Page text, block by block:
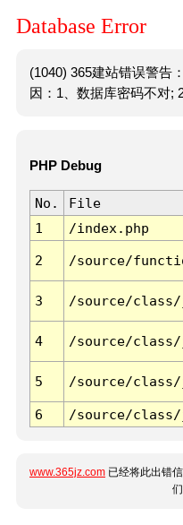
Database Error
(1040) 365建站错误警告
因：1、数据库密码不对;
PHP Debug
No. File
1
/index.php
2 /source/
3 /source/
4 /source/
5 /source/
6 /source/
www.365jz.com 已经将此出错